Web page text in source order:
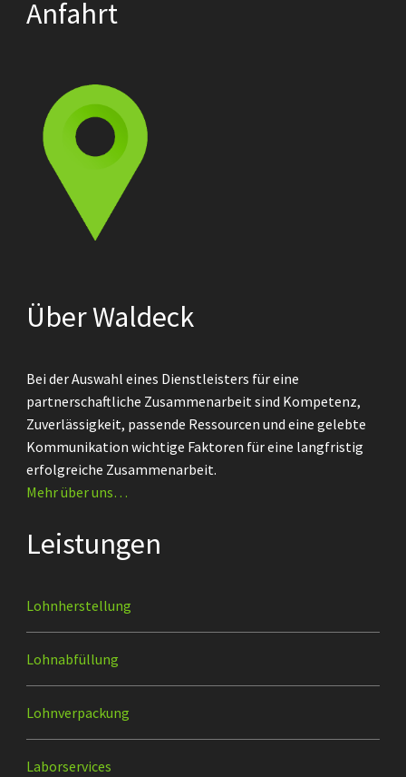
Anfahrt
Über Waldeck
Bei der Auswahl eines Dienstleisters für eine
partnerschaftliche Zusammenarbeit sind Kompetenz,
Zuverlässigkeit, passende Ressourcen und eine gelebte
Kommunikation wichtige Faktoren für eine langfristig
erfolgreiche Zusammenarbeit.
Mehr über uns…
Leistungen
Lohnherstellung
Lohnabfüllung
Lohnverpackung
Laborservices